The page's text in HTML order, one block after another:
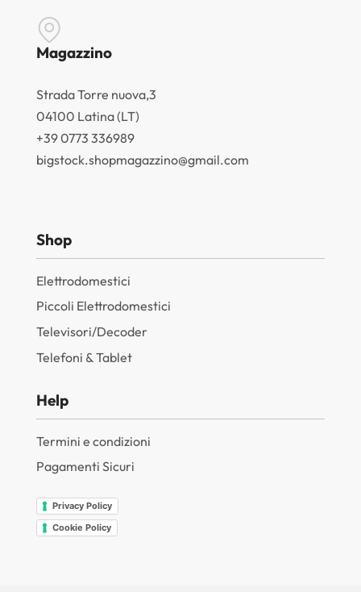
Magazzino
Strada Torre nuova,3
04100 Latina (LT)
+39 0773 336989
bigstock.shopmagazzino@gmail.com
Shop
Elettrodomestici
Piccoli Elettrodomestici
Televisori/Decoder
Telefoni & Tablet
Help
Termini e condizioni
Pagamenti Sicuri
Privacy Policy
Cookie Policy